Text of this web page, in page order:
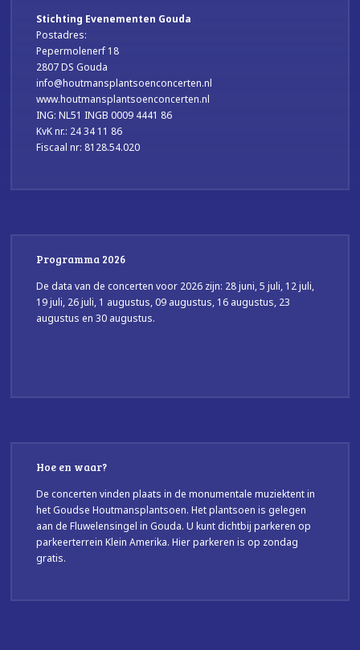
Stichting Evenementen Gouda
Postadres:
Pepermolenerf 18
2807 DS Gouda
info@houtmansplantsoenconcerten.nl
www.houtmansplantsoenconcerten.nl
ING: NL51 INGB 0009 4441 86
KvK nr.: 24 34 11 86
Fiscaal nr: 8128.54.020
Programma 2026
De data van de concerten voor 2026 zijn: 28 juni, 5 juli, 12 juli,
19 juli, 26 juli, 1 augustus, 09 augustus, 16 augustus, 23
augustus en 30 augustus.
Hoe en waar?
De concerten vinden plaats in de monumentale muziektent in
het Goudse Houtmansplantsoen. Het plantsoen is gelegen
aan de Fluwelensingel in Gouda. U kunt dichtbij parkeren op
parkeerterrein Klein Amerika. Hier parkeren is op zondag
gratis.